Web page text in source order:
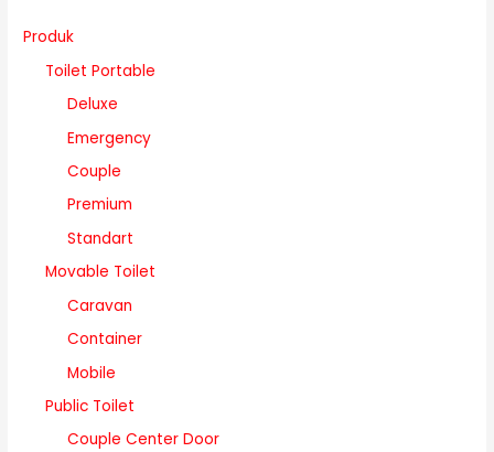
Produk
Toilet Portable
Deluxe
Emergency
Couple
Premium
Standart
Movable Toilet
Caravan
Container
Mobile
Public Toilet
Couple Center Door